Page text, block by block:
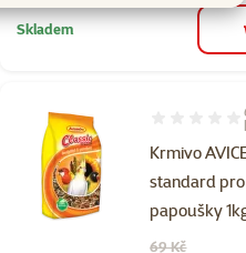
Skladem
Krmivo
standard
papoušky
Hodnocení
Původní cena
69 Kč